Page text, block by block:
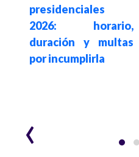
presidenciales
2026: horario,
duración y multas
por incumplirla
‹